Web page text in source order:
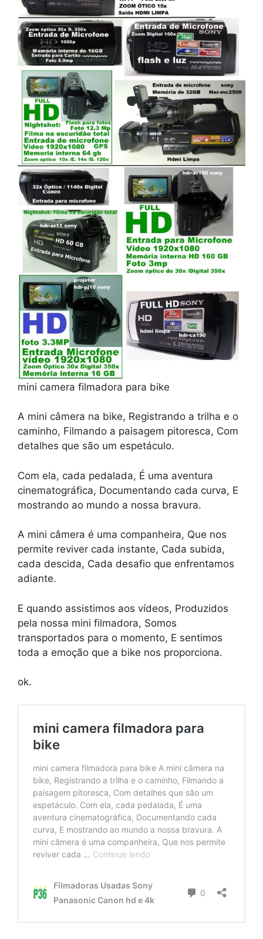
mini camera filmadora para bike
A mini câmera na bike, Registrando a trilha e o
caminho, Filmando a paisagem pitoresca, Com
detalhes que são um espetáculo.
Com ela, cada pedalada, É uma aventura
cinematográfica, Documentando cada curva, E
mostrando ao mundo a nossa bravura.
A mini câmera é uma companheira, Que nos
permite reviver cada instante, Cada subida,
cada descida, Cada desafio que enfrentamos
adiante.
E quando assistimos aos vídeos, Produzidos
pela nossa mini filmadora, Somos
transportados para o momento, E sentimos
toda a emoção que a bike nos proporciona.
ok.